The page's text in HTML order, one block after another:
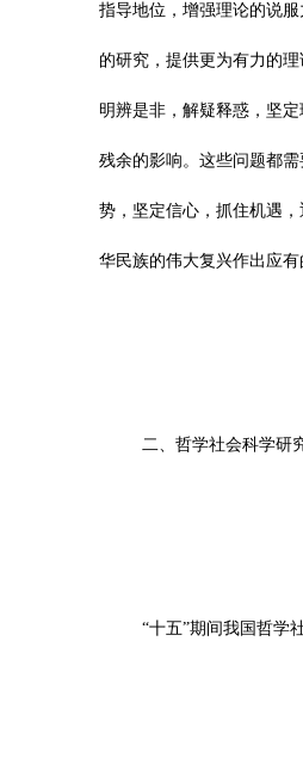
指导地位，增强理论的说
的研究，提供更为有力的
明辨是非，解疑释惑，坚
残余的影响。这些问题都
势，坚定信心，抓住机遇
华民族的伟大复兴作出应有
二、哲学社会科学研
“十五”期间我国哲学